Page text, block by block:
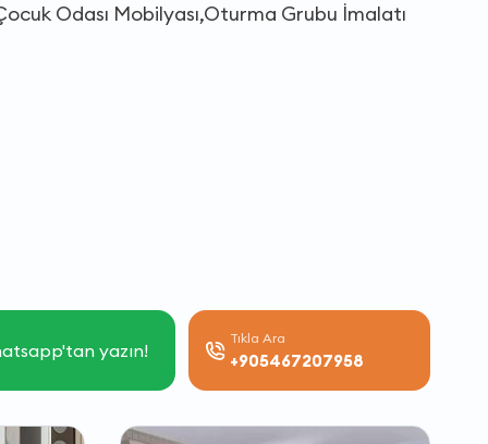
Odası Mobilyası,Oturma Grubu İmalatı
yazın!
Tıkla Ara
+905467207958